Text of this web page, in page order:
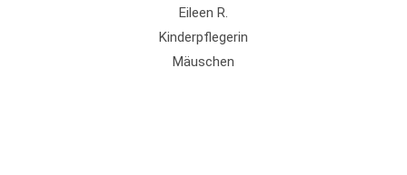
Eileen R.
Kinderpflegerin
Mäuschen